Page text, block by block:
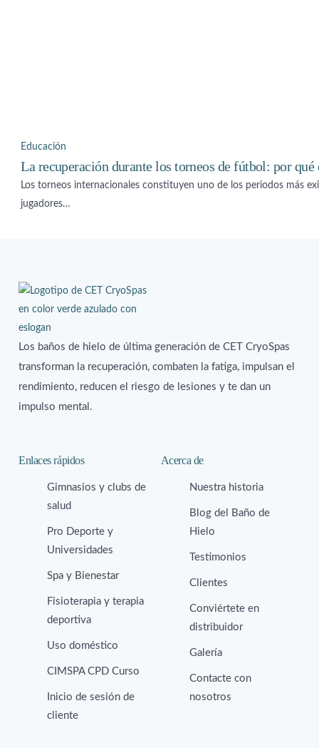
Educación
La recuperación durante los torneos de fútbol: por
Los torneos internacionales constituyen uno de los periodos más
jugadores…
Los baños de hielo de última generación de CET CryoSpas
transforman la recuperación, combaten la fatiga, impulsan el
rendimiento, reducen el riesgo de lesiones y te dan un
impulso mental.
Enlaces rápidos
Gimnasios y clubs de
salud
Pro Deporte y
Universidades
Spa y Bienestar
Fisioterapia y terapia
deportiva
Uso doméstico
CIMSPA CPD Curso
Inicio de sesión de
cliente
Acerca de
Nuestra historia
Blog del Baño de
Hielo
Testimonios
Clientes
Conviértete en
distribuidor
Galería
Contacte con
nosotros